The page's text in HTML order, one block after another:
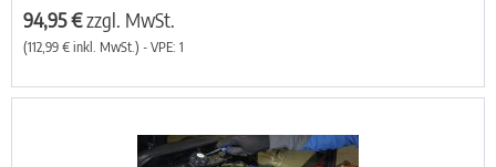
94,95 €zzgl. MwSt.
(112,99 € inkl. MwSt.) - VPE: 1